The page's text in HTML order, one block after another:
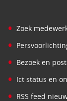
• Zoek
•
• Bezoek en
• Ict status en
• RSS feed